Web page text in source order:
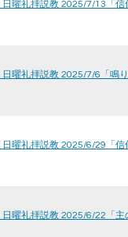
曜礼拝説教 2025/7/13「信
曜礼拝説教 2025/7/6「鳴
曜礼拝説教 2025/6/29「信
曜礼拝説教 2025/6/22「主